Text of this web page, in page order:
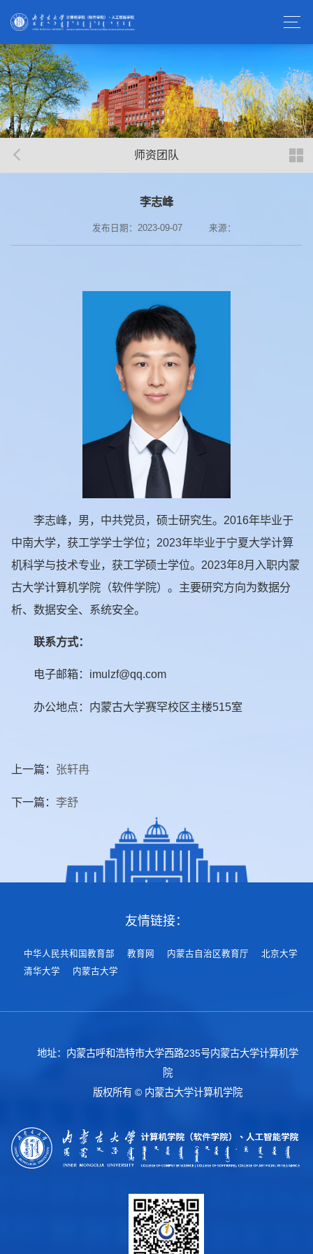
师资团队
李志峰
发布日期：2023-09-07 来源：
李志峰，男，中共党员，硕士研究生。2016年毕业于
中南大学，获工学学士学位；2023年毕业于宁夏大学计算
机科学与技术专业，获工学硕士学位。2023年8月入职内蒙
古大学计算机学院（软件学院）。主要研究方向为数据分
析、数据安全、系统安全。
联系方式：
电子邮箱：imulzf@qq.com
办公地点：内蒙古大学赛罕校区主楼515室
上一篇： 张轩冉
下一篇： 李舒
友情链接：
中华人民共和国教育部 教育网 内蒙古自治区教育厅
北京大学
清华大学
内蒙古大学
地址：内蒙古呼和浩特市大学西路235号内蒙古大学计算机学
院
版权所有 © 内蒙古大学计算机学院